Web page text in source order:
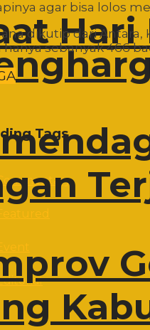
Tags
agar bisa lolos
dikutip dari
hanya sebanyak 466